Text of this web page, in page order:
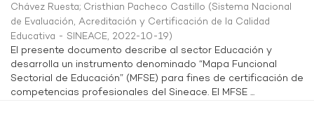
Chávez Ruesta; Cristhian Pacheco Castillo (Sistema Nacional
de Evaluación, Acreditación y Certificación de la Calidad
Educativa - SINEACE, 2022-10-19)
El presente documento describe al sector Educación y
desarrolla un instrumento denominado “Mapa Funcional
Sectorial de Educación” (MFSE) para fines de certificación de
competencias profesionales del Sineace. El MFSE ...